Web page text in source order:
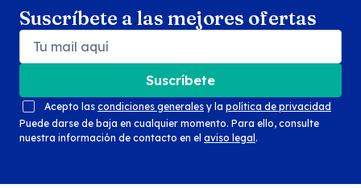
Suscríbete a las mejores ofertas
Suscríbete
Acepto las condiciones generales y la política de privacidad
Puede darse de baja en cualquier momento. Para ello, consulte
nuestra información de contacto en el aviso legal .